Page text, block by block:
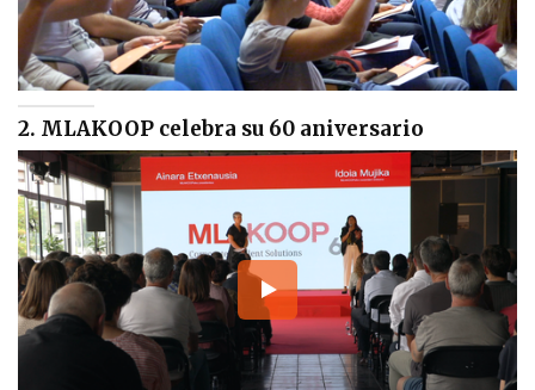
2. MLAKOOP celebra su 60 aniversario